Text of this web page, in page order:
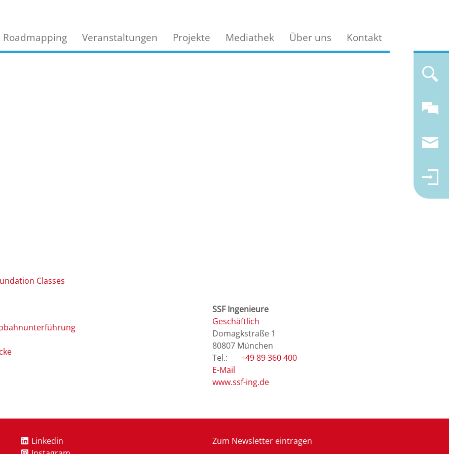
Roadmapping Veranstaltungen Projekte Mediathek Über uns Kontakt
Classes
SSF Ingenieure
Geschäftlich
Domagkstraße 1
80807 München
+49 89 360 400
E-Mail
www.ssf-ing.de
Linkedin
Zum Newsletter eintragen